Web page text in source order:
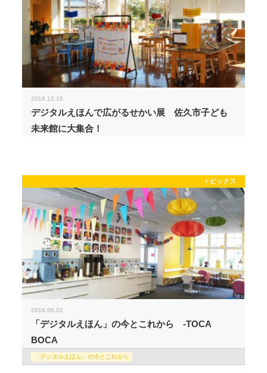
2016.12.16
デジタルえほんで広がるせかい展 佐久市子ども
未来館に大集合！
トピックス
2016.06.02
「デジタルえほん」の今とこれから -TOCA
BOCA
「デジタルえほん」の今とこれから